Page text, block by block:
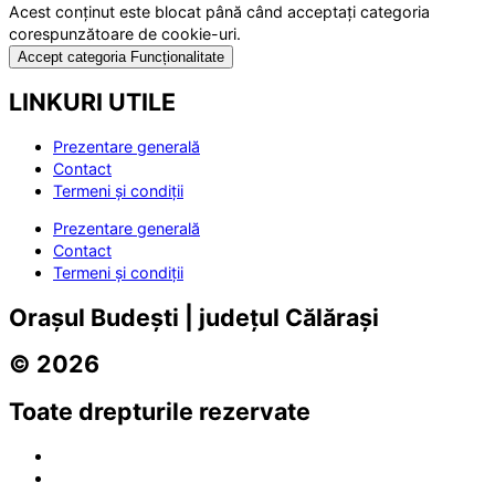
Acest conținut este blocat până când acceptați categoria
corespunzătoare de cookie-uri.
Accept categoria Funcționalitate
LINKURI UTILE
Prezentare generală
Contact
Termeni și condiții
Prezentare generală
Contact
Termeni și condiții
Orașul Budești | județul Călărași
© 2026
Toate drepturile rezervate